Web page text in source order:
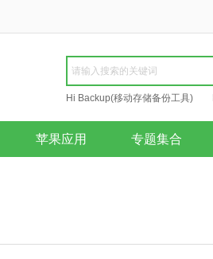
Hi Backup(移动存储备份工具)
Repair
苹果应用 专题集合